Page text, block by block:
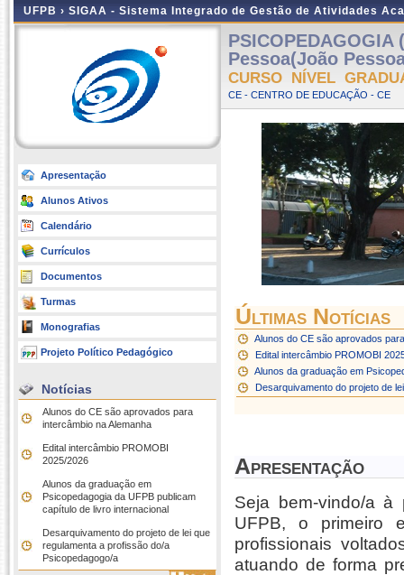
UFPB › SIGAA - Sistema Integrado de Gestão de Atividades
Apresentação
Alunos Ativos
Calendário
Currículos
Documentos
Turmas
Monografias
Projeto Político Pedagógico
Notícias
Alunos do CE são aprovados para
intercâmbio na Alemanha
Edital intercâmbio PROMOBI
2025/2026
Alunos da graduação em
Psicopedagogia da UFPB publicam
capítulo de livro internacional
Desarquivamento do projeto de lei que
regulamenta a profissão do/a
Psicopedagogo/a
PSICOPEDAGOGIA
Pessoa(João
CURSO NÍVEL
CE - CENTRO DE EDUCAÇÃO - CE
Últimas Notícias
Alunos do CE são aprovados
Edital intercâmbio PROMOBI
Alunos da graduação em
Desarquivamento do projeto de
Apresentação
Seja bem-vindo/a
UFPB, o primeiro
profissionais
atuando de forma